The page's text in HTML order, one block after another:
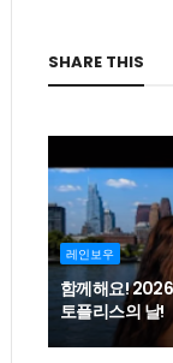
SHARE THIS
레인보우
함께해요!
토플리스의 날!